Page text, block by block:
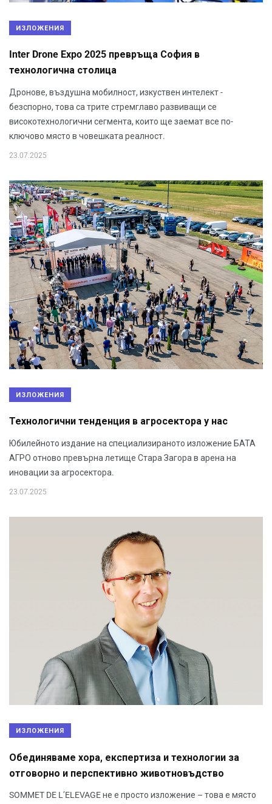
ИЗЛОЖЕНИЯ
Inter Drone Expo 2025 превръща София в
технологична столица
Дронове, въздушна мобилност, изкуствен интелект -
безспорно, това са трите стремглаво развиващи се
високотехнологични сегмента, които ще заемат все по-
ключово място в човешката реалност.
23.07.2025
ИЗЛОЖЕНИЯ
Технологични тенденция в агросектора у нас
Юбилейното издание на специализираното изложение БАТА
АГРО отново превърна летище Стара Загора в арена на
иновации за агросектора.
23.07.2025
ИЗЛОЖЕНИЯ
Обединяваме хора, експертиза и технологии за
отговорно и перспективно животновъдство
SOMMET DE L’ELEVAGE не е просто изложение – това е място